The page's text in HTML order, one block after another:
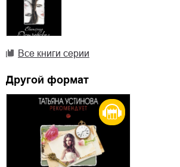
Все книги серии
Другой формат